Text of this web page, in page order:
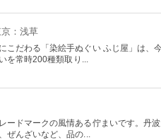
：浅草
こだわる「染絵手ぬぐい ふじ屋」は、
を常時200種類取り...
ードマークの風情ある佇まいです。丹
ぜんざいなど、品の...